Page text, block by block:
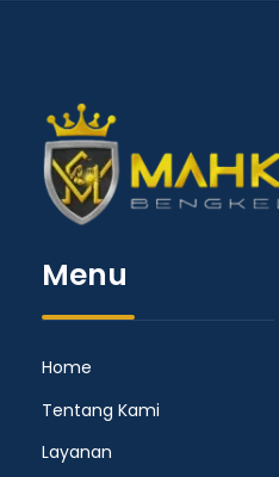
Menu
Home
Tentang Kami
Layanan